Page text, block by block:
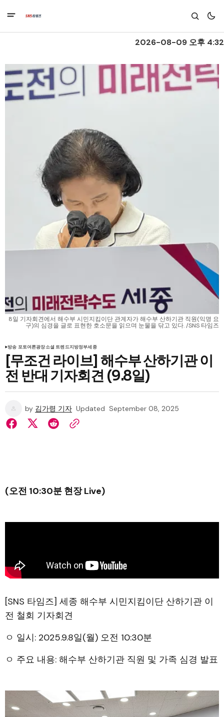
2026-08-09 오후 4:32
8일 기자회견에서 해수부 시민지킴이단 관계자가 해수부 산하기관 직원(익명 요
구)의 심경을 글로 표현한 호소문을 읽으며 눈물을 닦고 있다. /SNS 타임즈
방송 포토여론광장소셜 트렌드지방정부세종
[무조건 라이브] 해수부 산하기관 이
전 반대 기자회견 (9.8일)
by 김가령 기자 Updated September 08, 2025
(오전 10:30분 현장 Live)
[SNS 타임즈] 세종 해수부 시민지킴이단 산하기관 이
전 철회 기자회견
ㅇ 일시: 2025.9.8일(월) 오전 10:30분
ㅇ 주요 내용: 해수부 산하기관 직원 및 가족 심경 발표